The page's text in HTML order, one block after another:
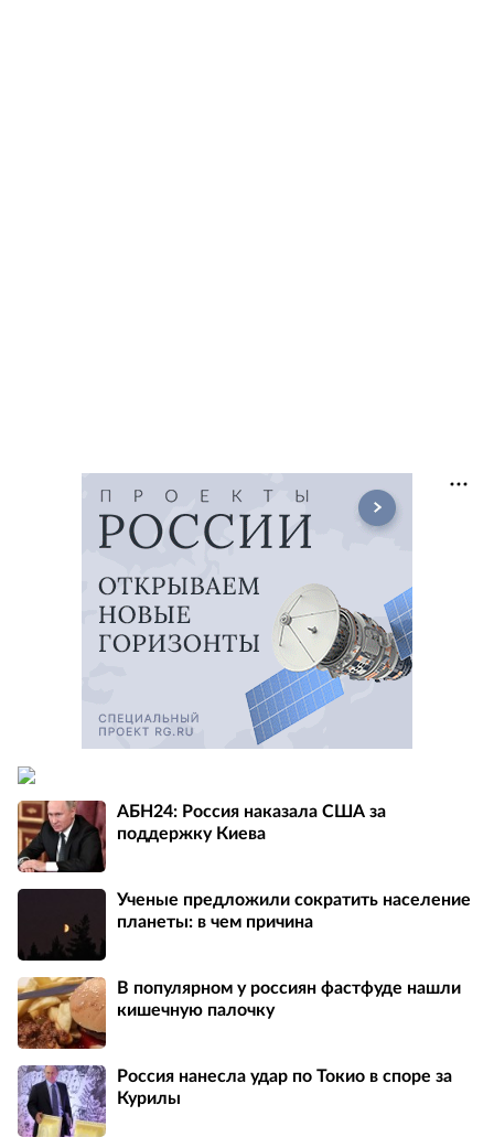
АБН24: Россия наказала США за
поддержку Киева
Ученые предложили сократить население
планеты: в чем причина
В популярном у россиян фастфуде нашли
кишечную палочку
Россия нанесла удар по Токио в споре за
Курилы